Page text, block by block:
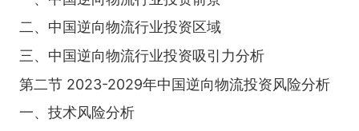
二、中国逆向物流行业投资区域
三、中国逆向物流行业投资吸引力分析
第二节 2023-2029年中国逆向物流投资风险分析
一、技术风险分析